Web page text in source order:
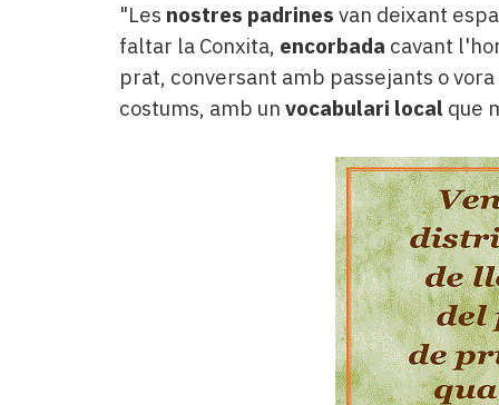
"Les nostres padrines van deixant
faltar la Conxita, encorbada cavant
prat, conversant amb passejants o
costums, amb un vocabulari local que